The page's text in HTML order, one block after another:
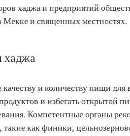
хаджа и предприятий
и священных местностях.
хаджа
и количеству пищи для
и избегать открытой
Компетентные органы
такие как финики,